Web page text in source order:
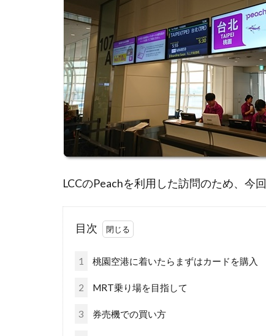
LCCのPeachを利用した訪問のため、今
目次
1 桃園空港に着いたらまずはカードを購入
2 MRT乗り場を目指して
3 券売機での買い方